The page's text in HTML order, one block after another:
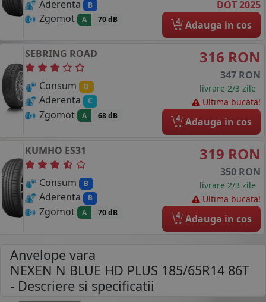
Aderenta B
Zgomot A 70 dB
DOT 2025
4 Adauga in cos
SEBRING ROAD
Consum D
Aderenta C
Zgomot A 68 dB
316 RON
347 RON
livrare 2/3 zile
Ultima bucata!
4 Adauga in cos
KUMHO ES31
Consum B
Aderenta B
Zgomot A 70 dB
319 RON
350 RON
livrare 2/3 zile
Ultima bucata!
4 Adauga in cos
Anvelope vara
NEXEN N BLUE HD PLUS 185/65R14 86T
- Descriere si specificatii